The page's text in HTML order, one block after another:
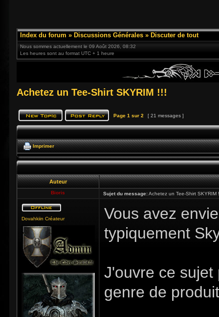
Index du forum » Discussions Générales » Discuter de tout
Nous sommes actuellement le 09 Août 2026, 08:32
Les heures sont au format UTC + 1 heure
Achetez un Tee-Shirt SKYRIM !!!
Page 1 sur 2 [ 21 messages ]
Imprimer
Auteur
Bioris Sujet du message:Achetez un Tee-Shirt SKYRIM
Dovahkiin Créateur
Vous avez
typiquement
J'ouvre ce
genre de